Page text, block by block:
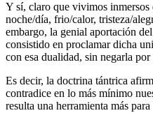
Y sí, claro que vivimos inmersos
noche/día, frio/calor, tristeza/
embargo, la genial aportación
consistido en proclamar dicha
con esa dualidad, sin negarla por
Es decir, la doctrina tántrica
contradice en lo más mínimo
resulta una herramienta más